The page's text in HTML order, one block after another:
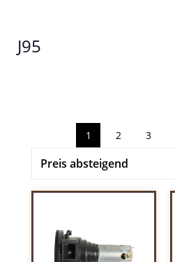
J95
Seite
1 Seite
2 Seite
3